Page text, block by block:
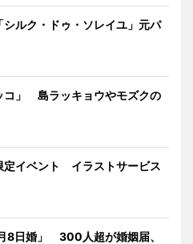
ルク・ドゥ・ソレイユ」元パ
コ」 島ラッキョウやモズクの
定イベント イラストサービス
8日婚」 300人超が婚姻届、